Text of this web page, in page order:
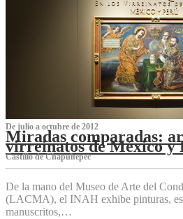
De julio a octubre de 2012
Miradas comparadas:
virreinatos de México y
Castillo de Chapultepec
De la mano del Museo de Arte del
(LACMA), el INAH exhibe pinturas,
manuscritos,…